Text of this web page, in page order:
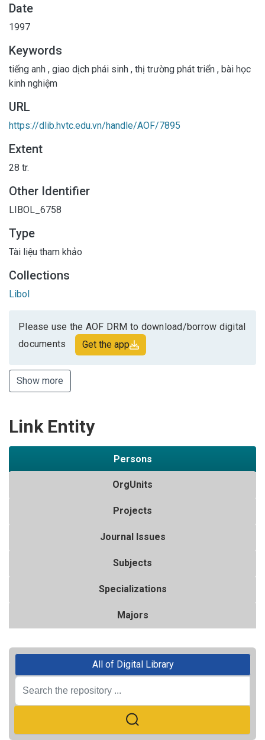
Date
1997
Keywords
tiếng anh , giao dịch phái sinh , thị trường phát triển , bài học
kinh nghiệm
URL
https://dlib.hvtc.edu.vn/handle/AOF/7895
Extent
28 tr.
Other Identifier
LIBOL_6758
Type
Tài liệu tham khảo
Collections
Libol
Please use the AOF DRM to download/borrow digital
documents
Get the app
Show more
Link Entity
Persons
OrgUnits
Projects
Journal Issues
Subjects
Specializations
Majors
All of Digital Library